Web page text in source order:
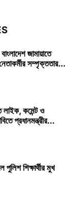
জামায়াতে
সম্পৃক্ততার...
লাইক, কমেন্ট ও
প্রধানমন্ত্রীর...
পুলিশ শিক্ষার্থীর মুখ